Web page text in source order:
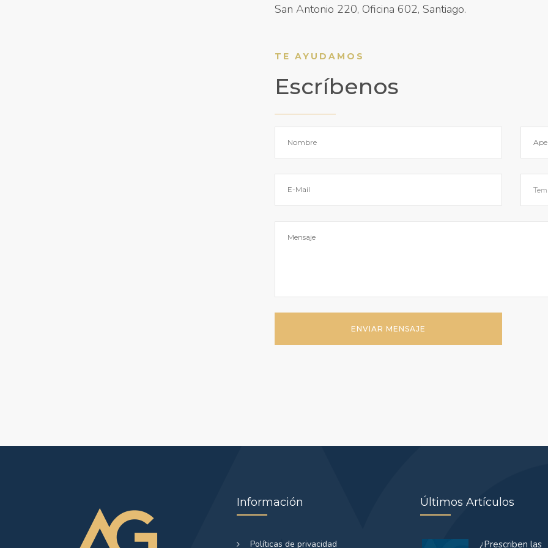
San Antonio 220, Oficina 602, Santiago.
TE AYUDAMOS
Escríbenos
Información
Políticas de privacidad
Últimos Artículos
¿Prescriben las